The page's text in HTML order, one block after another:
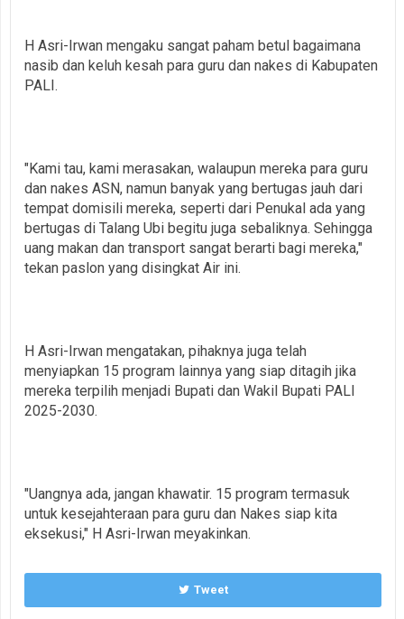
H Asri-Irwan mengaku sangat paham betul bagaimana
nasib dan keluh kesah para guru dan nakes di Kabupaten
PALI.
"Kami tau, kami merasakan, walaupun mereka para guru
dan nakes ASN, namun banyak yang bertugas jauh dari
tempat domisili mereka, seperti dari Penukal ada yang
bertugas di Talang Ubi begitu juga sebaliknya. Sehingga
uang makan dan transport sangat berarti bagi mereka,"
tekan paslon yang disingkat Air ini.
H Asri-Irwan mengatakan, pihaknya juga telah
menyiapkan 15 program lainnya yang siap ditagih jika
mereka terpilih menjadi Bupati dan Wakil Bupati PALI
2025-2030.
"Uangnya ada, jangan khawatir. 15 program termasuk
untuk kesejahteraan para guru dan Nakes siap kita
eksekusi," H Asri-Irwan meyakinkan.
Tweet